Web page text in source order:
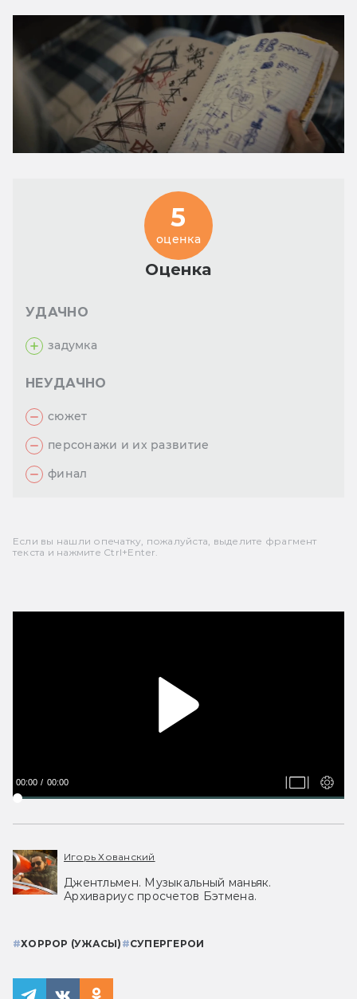
Оценка
5
оценка
УДАЧНО
задумка
НЕУДАЧНО
сюжет
персонажи и их развитие
финал
Если вы нашли опечатку, пожалуйста, выделите фрагмент
текста и нажмите Ctrl+Enter.
00:00 00:00
Игорь Хованский
Джентльмен. Музыкальный маньяк.
Архивариус просчетов Бэтмена.
#ХОРРОР (УЖАСЫ) #СУПЕРГЕРОИ